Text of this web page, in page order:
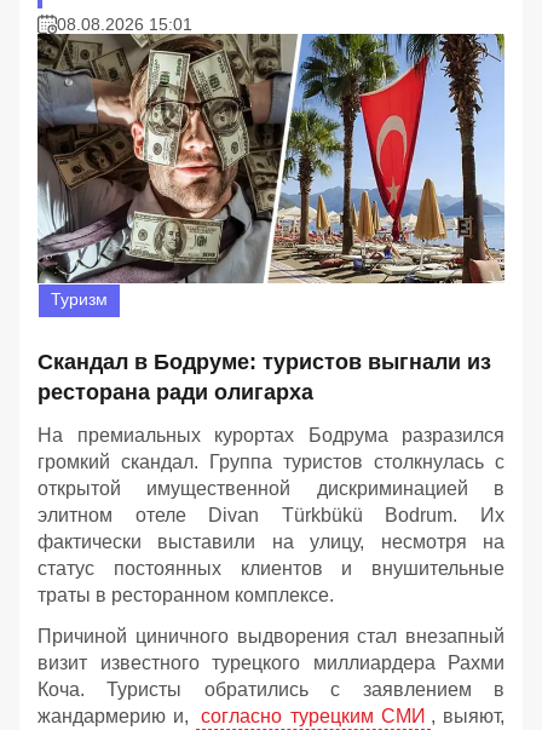
08.08.2026 15:01
Туризм
Скандал в Бодруме: туристов выгнали из
ресторана ради олигарха
На премиальных курортах Бодрума разразился
громкий скандал. Группа туристов столкнулась с
открытой имущественной дискриминацией в
элитном отеле Divan Türkbükü Bodrum. Их
фактически выставили на улицу, несмотря на
статус постоянных клиентов и внушительные
траты в ресторанном комплексе.
Причиной циничного выдворения стал внезапный
визит известного турецкого миллиардера Рахми
Коча. Туристы обратились с заявлением в
жандармерию и,
согласно турецким СМИ , выяют,